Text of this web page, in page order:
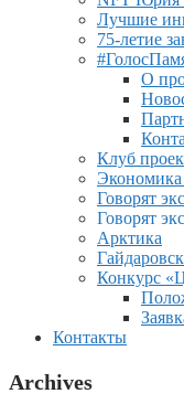
Лучшие
75-летие
О
Клуб
Экономика
Говорят
Говорят
Арктика
Конкурс
Контакты
Archives